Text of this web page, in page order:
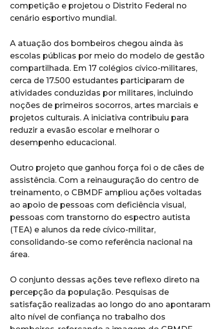
competição e projetou o Distrito Federal no
cenário esportivo mundial.
A atuação dos bombeiros chegou ainda às
escolas públicas por meio do modelo de gestão
compartilhada. Em 17 colégios cívico-militares,
cerca de 17.500 estudantes participaram de
atividades conduzidas por militares, incluindo
noções de primeiros socorros, artes marciais e
projetos culturais. A iniciativa contribuiu para
reduzir a evasão escolar e melhorar o
desempenho educacional.
Outro projeto que ganhou força foi o de cães de
assistência. Com a reinauguração do centro de
treinamento, o CBMDF ampliou ações voltadas
ao apoio de pessoas com deficiência visual,
pessoas com transtorno do espectro autista
(TEA) e alunos da rede cívico-militar,
consolidando-se como referência nacional na
área.
O conjunto dessas ações teve reflexo direto na
percepção da população. Pesquisas de
satisfação realizadas ao longo do ano apontaram
alto nível de confiança no trabalho dos